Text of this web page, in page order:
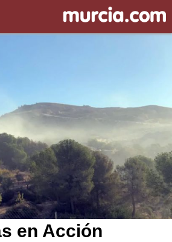
en Acción